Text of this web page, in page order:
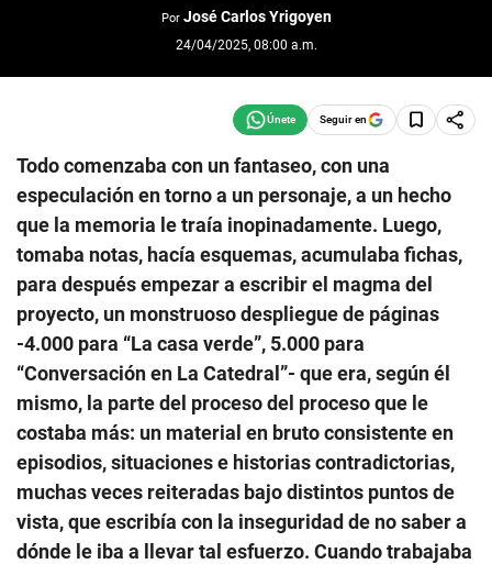
Por José Carlos Yrigoyen
24/04/2025, 08:00 a.m.
Seguir en
Todo comenzaba con un fantaseo, con una
especulación en torno a un personaje, a un hecho
que la memoria le traía inopinadamente. Luego,
tomaba notas, hacía esquemas, acumulaba fichas,
para después empezar a escribir el magma del
proyecto, un monstruoso despliegue de páginas
-4.000 para “La casa verde”, 5.000 para
“Conversación en La Catedral”- que era, según él
mismo, la parte del proceso del proceso que le
costaba más: un material en bruto consistente en
episodios, situaciones e historias contradictorias,
muchas veces reiteradas bajo distintos puntos de
vista, que escribía con la inseguridad de no saber a
dónde le iba a llevar tal esfuerzo. Cuando trabajaba